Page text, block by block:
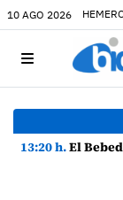
10 AGO 2026
13:20 h.El Bebedero